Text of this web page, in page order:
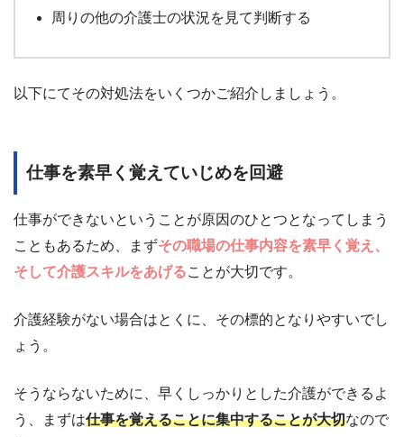
周りの他の介護士の状況を見て判断する
以下にてその対処法をいくつかご紹介しましょう。
仕事を素早く覚えていじめを回避
仕事ができないということが原因のひとつとなってしまう
こともあるため、まずその職場の仕事内容を素早く覚え、
そして介護スキルをあげることが大切です。
介護経験がない場合はとくに、その標的となりやすいでし
ょう。
そうならないために、早くしっかりとした介護ができるよ
う、まずは仕事を覚えることに集中することが大切なので